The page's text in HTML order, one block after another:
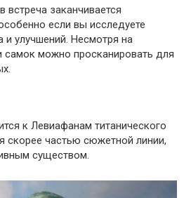
встреча заканчивается
если вы исследуете
и улучшений. Несмотря на
самок можно просканировать для
к Левиафанам титанического
скорее частью сюжетной линии,
существом.